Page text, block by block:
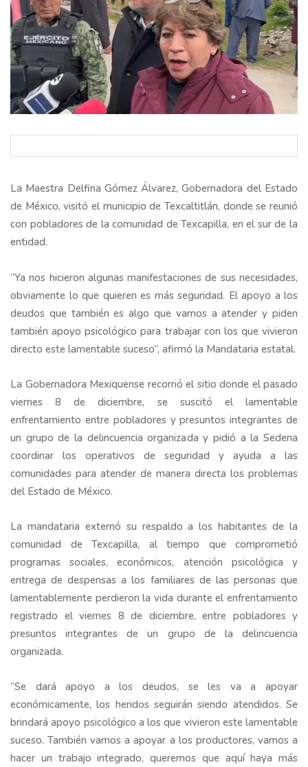
La Maestra Delfina Gómez Álvarez, Gobernadora del Estado
de México, visitó el municipio de Texcaltitlán, donde se reunió
con pobladores de la comunidad de Texcapilla, en el sur de la
entidad.
“Ya nos hicieron algunas manifestaciones de sus necesidades,
obviamente lo que quieren es más seguridad. El apoyo a los
deudos que también es algo que vamos a atender y piden
también apoyo psicológico para trabajar con los que vivieron
directo este lamentable suceso”, afirmó la Mandataria estatal.
La Gobernadora Mexiquense recorrió el sitio donde el pasado
viernes 8 de diciembre, se suscitó el lamentable
enfrentamiento entre pobladores y presuntos integrantes de
un grupo de la delincuencia organizada y pidió a la Sedena
coordinar los operativos de seguridad y ayuda a las
comunidades para atender de manera directa los problemas
del Estado de México.
La mandataria externó su respaldo a los habitantes de la
comunidad de Texcapilla, al tiempo que comprometió
programas sociales, económicos, atención psicológica y
entrega de despensas a los familiares de las personas que
lamentablemente perdieron la vida durante el enfrentamiento
registrado el viernes 8 de diciembre, entre pobladores y
presuntos integrantes de un grupo de la delincuencia
organizada.
“Se dará apoyo a los deudos, se les va a apoyar
económicamente, los heridos seguirán siendo atendidos. Se
brindará apoyo psicológico a los que vivieron este lamentable
suceso. También vamos a apoyar a los productores, vamos a
hacer un trabajo integrado, queremos que aquí haya más